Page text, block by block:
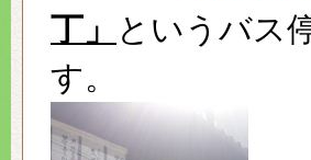
丁」
というバス
す。